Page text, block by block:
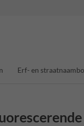
Erf- en